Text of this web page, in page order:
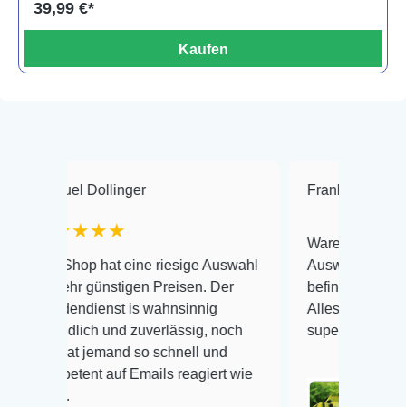
39,99 €*
Kaufen
hat eine riesige Auswahl
Preisen. Der
is wahnsinnig
und zuverlässig, noch
so schnell und
auf Emails reagiert wie
Frank Hackmayer
Warenanlieferung Top und die
Auswahl plus
befinden der Fische
Alles ist quick lebendig und
super Zustand. Gerne wieder